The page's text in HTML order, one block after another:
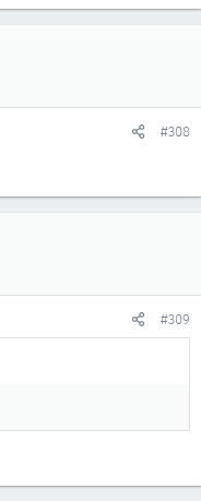
#308
#309